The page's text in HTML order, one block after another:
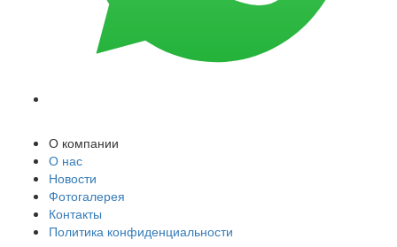
О компании
О нас
Новости
Фотогалерея
Контакты
Политика конфиденциальности